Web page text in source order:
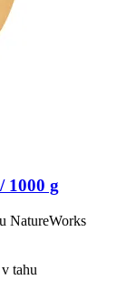
1000 g
NatureWorks
tahu